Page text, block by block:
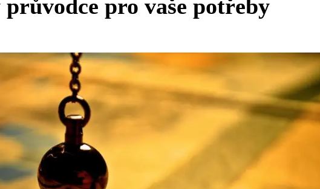
pro vaše potřeby